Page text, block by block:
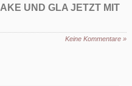
UND GLA JETZT MIT
Keine Kommentare »